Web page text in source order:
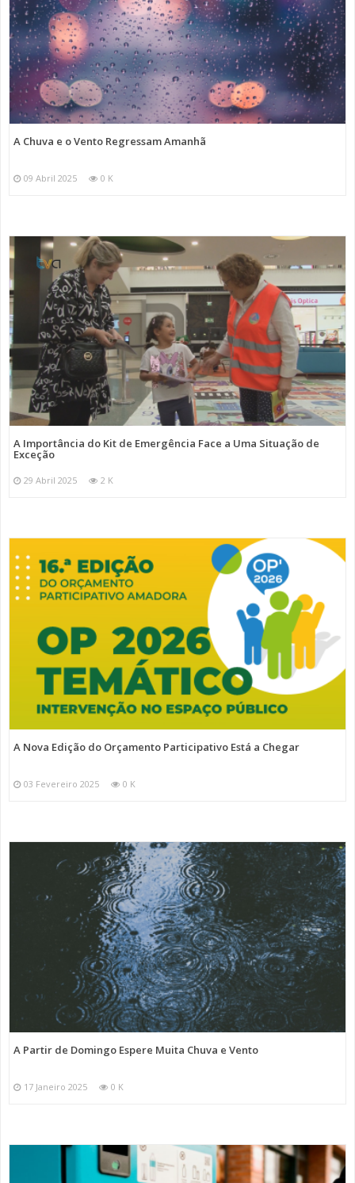
A Chuva e o Vento Regressam Amanhã
09 Abril 2025 0 K
A Importância do Kit de Emergência Face a Uma Situação de
Exceção
29 Abril 2025 2 K
A Nova Edição do Orçamento Participativo Está a Chegar
03 Fevereiro 2025 0 K
A Partir de Domingo Espere Muita Chuva e Vento
17 Janeiro 2025 0 K